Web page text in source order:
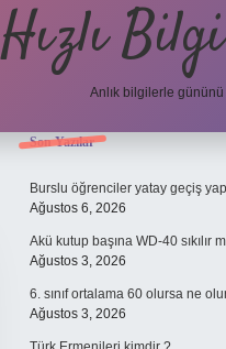
Hızlı
Anlık bilgilerle
Sidebar
Son Yazılar
Burslu öğrenciler yatay geçiş
Ağustos 6, 2026
Akü kutup başına WD-40 sıkılır
Ağustos 3, 2026
6. sınıf ortalama 60 olursa ne
Ağustos 3, 2026